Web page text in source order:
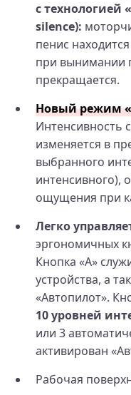
с
silence):
пенис
при вынимании
прекращается.
Новый режим
Интенсивность
изменяется в
выбранного
интенсивного),
ощущения при
Легко
эргономичных
Кнопка «A»
устройства, а
«Автопилот».
10 уровней
или 3
активирован
Рабочая